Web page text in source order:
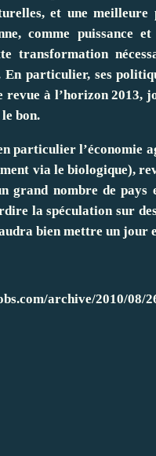
et une
comme puissance
transformation
En particulier, ses
à l’horizon 2013,
bon.
particulier l’économie
via le biologique),
grand nombre de
la spéculation sur
bien mettre un jour
archive/2010/